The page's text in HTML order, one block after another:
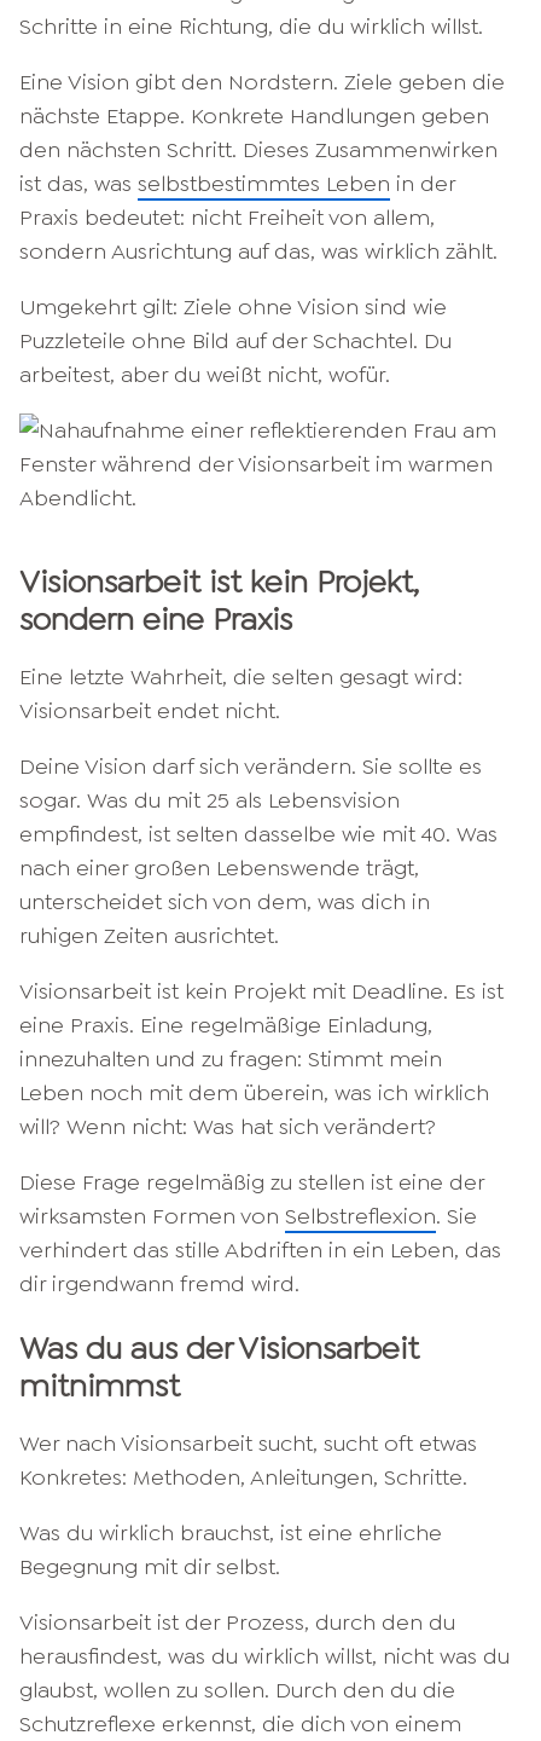
Schritte in eine Richtung, die du wirklich willst.
Eine Vision gibt den Nordstern. Ziele geben die
nächste Etappe. Konkrete Handlungen geben
den nächsten Schritt. Dieses Zusammenwirken
ist das, was selbstbestimmtes Leben in der
Praxis bedeutet: nicht Freiheit von allem,
sondern Ausrichtung auf das, was wirklich zählt.
Umgekehrt gilt: Ziele ohne Vision sind wie
Puzzleteile ohne Bild auf der Schachtel. Du
arbeitest, aber du weißt nicht, wofür.
Visionsarbeit ist kein Projekt,
sondern eine Praxis
Eine letzte Wahrheit, die selten gesagt wird:
Visionsarbeit endet nicht.
Deine Vision darf sich verändern. Sie sollte es
sogar. Was du mit 25 als Lebensvision
empfindest, ist selten dasselbe wie mit 40. Was
nach einer großen Lebenswende trägt,
unterscheidet sich von dem, was dich in
ruhigen Zeiten ausrichtet.
Visionsarbeit ist kein Projekt mit Deadline. Es ist
eine Praxis. Eine regelmäßige Einladung,
innezuhalten und zu fragen: Stimmt mein
Leben noch mit dem überein, was ich wirklich
will? Wenn nicht: Was hat sich verändert?
Diese Frage regelmäßig zu stellen ist eine der
wirksamsten Formen von Selbstreflexion. Sie
verhindert das stille Abdriften in ein Leben, das
dir irgendwann fremd wird.
Was du aus der Visionsarbeit
mitnimmst
Wer nach Visionsarbeit sucht, sucht oft etwas
Konkretes: Methoden, Anleitungen, Schritte.
Was du wirklich brauchst, ist eine ehrliche
Begegnung mit dir selbst.
Visionsarbeit ist der Prozess, durch den du
herausfindest, was du wirklich willst, nicht was du
glaubst, wollen zu sollen. Durch den du die
Schutzreflexe erkennst, die dich von einem